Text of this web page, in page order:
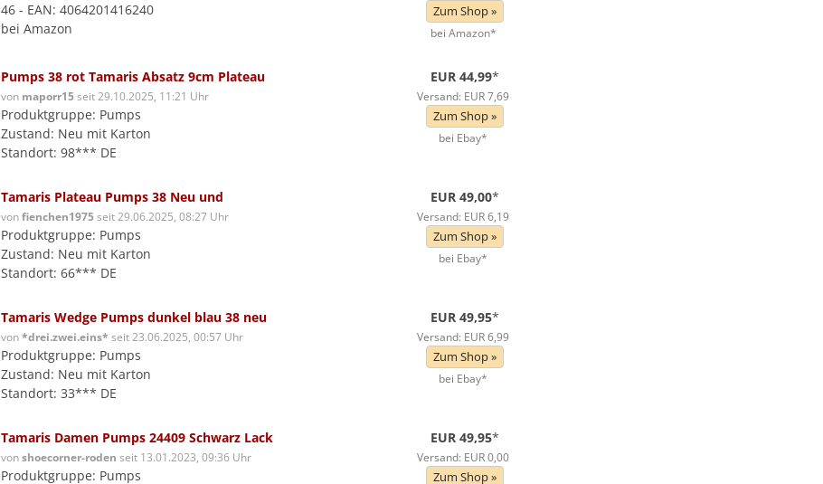
46 - EAN: 4064201416240
bei Amazon
Zum Shop »
bei Amazon*
Pumps 38 rot Tamaris Absatz 9cm Plateau
von maporr15seit 29.10.2025, 11:21 Uhr
Produktgruppe: Pumps
Zustand: Neu mit Karton
Standort: 98*** DE
EUR 44,99*
Versand: EUR 7,69
Zum Shop »
bei Ebay*
Tamaris Plateau Pumps 38 Neu und
vonfienchen1975seit 29.06.2025, 08:27 Uhr
Produktgruppe: Pumps
Zustand: Neu mit Karton
Standort: 66*** DE
EUR 49,00*
Versand: EUR 6,19
Zum Shop »
bei Ebay*
Tamaris Wedge Pumps dunkel blau 38 neu
von*drei.zwei.eins* seit 23.06.2025, 00:57 Uhr
Produktgruppe: Pumps
Zustand: Neu mit Karton
Standort: 33*** DE
EUR 49,95*
Versand: EUR 6,99
Zum Shop »
bei Ebay*
Tamaris Damen Pumps 24409 Schwarz Lack
vonshoecorner-roden seit 13.01.2023, 09:36 Uhr
Produktgruppe: Pumps
EUR 49,95*
Versand: EUR 0,00
Zum Shop »